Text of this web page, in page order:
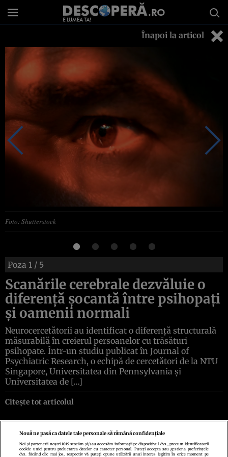
Înapoi la articol
Foto: Shutterstock
Poza 1 / 5
Scanările cerebrale dezvăluie o
diferență șocantă între psihopați
și oamenii normali
Neurocercetătorii au identificat o diferență structurală
măsurabilă în creierul persoanelor cu trăsături
psihopate. Într-un studiu publicat în Journal of
Psychiatric Research, o echipă de cercetători de la NTU
Singapore, Universitatea din Pennsylvania și
Universitatea de […]
Citește tot articolul
Politica de confidenţialitatePolitica de cookiesTermeni şi condiţii
Nouă ne pasă ca datele tale personale să rămână confidențiale
Noi și partenerii noștri1019 stocăm și/sau accesăm informații pe dispozitivul dvs., precum identificatorii
cookie unici pentru prelucrarea datelor cu caracter personal. Puteți accepta sau gestiona preferințele
dvs. făcând clic mai jos, respectiv vă puteți opune utilizării unui interes legitim în orice moment pe